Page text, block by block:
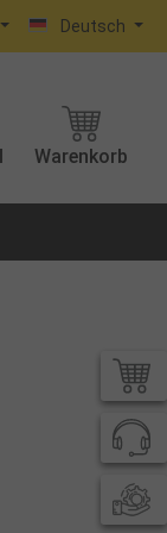
Deutsch
Warenkorb